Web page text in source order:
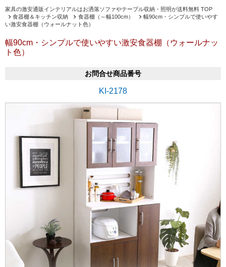
家具の激安通販インテリアルはお洒落ソファやテーブル収納・照明が送料無料 TOP
食器棚＆キッチン収納
食器棚（～幅100cm）
幅90cm・シンプルで使いやす
い激安食器棚（ウォールナット色）
幅90cm・シンプルで使いやすい激安食器棚（ウォールナッ
ト色）
お問合せ商品番号
KI-2178